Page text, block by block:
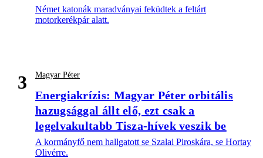
Német katonák maradványai feküdtek a feltárt
motorkerékpár alatt.
3 Magyar Péter
Energiakrízis: Magyar Péter orbitális
hazugsággal állt elő, ezt csak a
legelvakultabb Tisza-hívek veszik be
A kormányfő nem hallgatott se Szalai Piroskára, se Hortay
Olivérre.